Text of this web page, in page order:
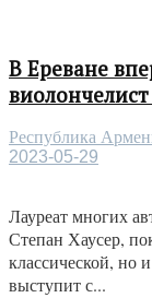
В Ереване
Республика
2023-05-29
Лауреат многих
Степан Хаусер,
классической, но
выступит с...